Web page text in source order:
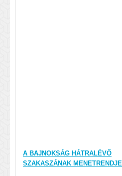
A BAJNOKSÁG HÁTRALÉVŐ
SZAKASZÁNAK MENETRENDJE